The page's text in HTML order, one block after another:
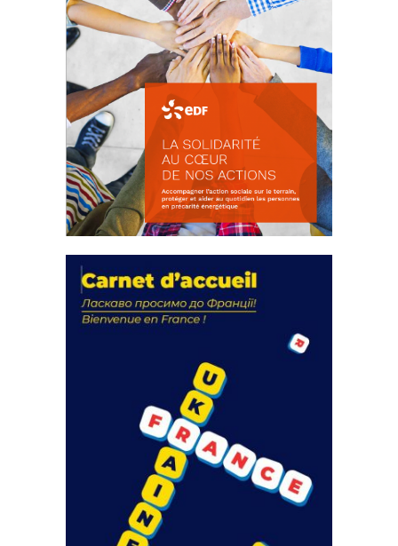
actions
18 septembre 2023
FEUILLETER